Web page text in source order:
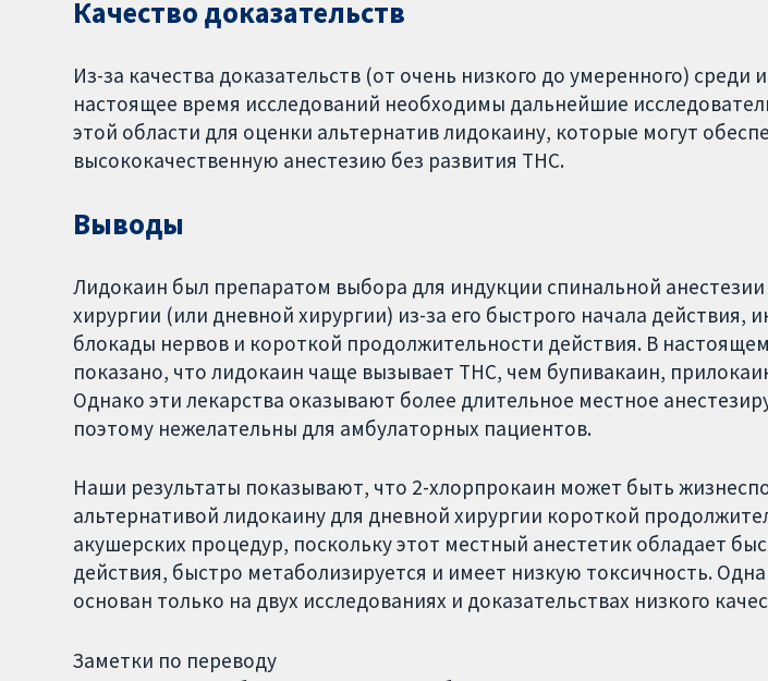
Качество доказательств
Из-за качества доказательств (от очень низкого до умеренного) среди
настоящее время исследований необходимы дальнейшие
этой области для оценки альтернатив лидокаину, которые могут
высококачественную анестезию без развития ТНС.
Выводы
Лидокаин был препаратом выбора для индукции спинальной
хирургии (или дневной хирургии) из-за его быстрого начала действия,
блокады нервов и короткой продолжительности действия. В
показано, что лидокаин чаще вызывает ТНС, чем бупивакаин,
Однако эти лекарства оказывают более длительное местное
поэтому нежелательны для амбулаторных пациентов.
Наши результаты показывают, что 2-хлорпрокаин может быть
альтернативой лидокаину для дневной хирургии короткой
акушерских процедур, поскольку этот местный анестетик обладает
действия, быстро метаболизируется и имеет низкую токсичность.
основан только на двух исследованиях и доказательствах низкого
Заметки по переводу